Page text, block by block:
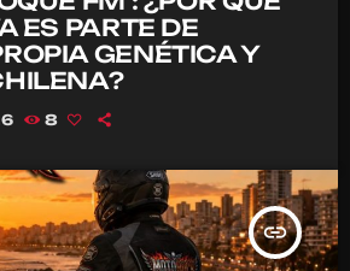
ES PARTE DE
GENÉTICA Y
8
insert_link